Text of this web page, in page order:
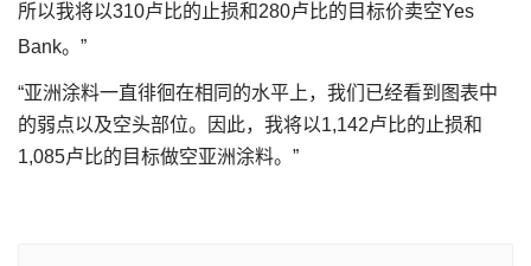
所以我将以310卢比的止损和280卢比的目标价卖空Yes
Bank。”
“亚洲涂料一直徘徊在相同的水平上，我们已经看到图表中
的弱点以及空头部位。因此，我将以1,142卢比的止损和
1,085卢比的目标做空亚洲涂料。”